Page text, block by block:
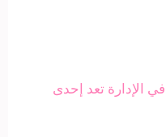
الإدارة تعد إحدى